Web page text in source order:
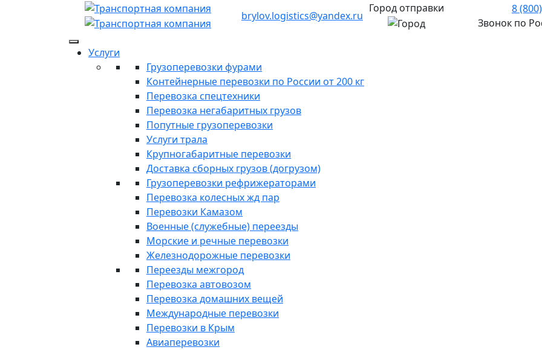
brylov.logistics@yandex.ru
Город отправки
8
Звонок по
Услуги
Грузоперевозки фурами
Контейнерные перевозки по России от 200 кг
Перевозка спецтехники
Перевозка негабаритных грузов
Попутные грузоперевозки
Услуги трала
Крупногабаритные перевозки
Доставка сборных грузов (догрузом)
Грузоперевозки рефрижераторами
Перевозка колесных жд пар
Перевозки Камазом
Военные (служебные) переезды
Морские и речные перевозки
Железнодорожные перевозки
Переезды межгород
Перевозка автовозом
Перевозка домашних вещей
Международные перевозки
Перевозки в Крым
Авиаперевозки